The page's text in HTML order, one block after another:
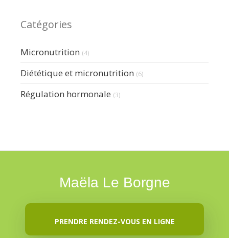
Catégories
Micronutrition (4)
Diététique et micronutrition (6)
Régulation hormonale (3)
Maëla Le Borgne
PRENDRE RENDEZ-VOUS EN LIGNE